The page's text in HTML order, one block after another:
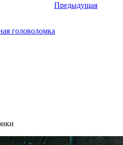
Предыдущая
головоломка